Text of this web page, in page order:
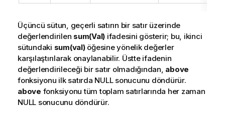
Üçüncü sütun, geçerli satırın bir satır üzerinde
değerlendirilen sum(Val) ifadesini gösterir; bu, ikinci
sütundaki sum(val)öğesine yönelik değerler
karşılaştırılarak onaylanabilir. Üstte ifadenin
değerlendirileceği bir satır olmadığından, above
fonksiyonu ilk satırda NULL sonucunu döndürür.
above fonksiyonu tüm toplam satırlarında her zaman
NULL sonucunu döndürür.